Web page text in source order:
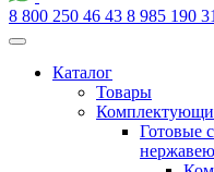
8 800 250 46 43 8 985 190
Каталог
Товары
Готовые